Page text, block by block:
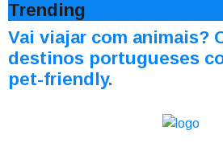
Trending
Vai viajar com animais?
destinos portugueses
pet-friendly.